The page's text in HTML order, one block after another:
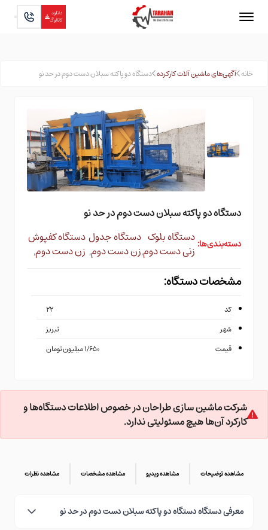
دانلود
کاتالوگ
خانه آگهی‌های ماشین آلات کارکرده دستگاه دو پاکته سبلان دست دوم در حد نو
دستگاه دو پاکته سبلان دست دوم در حد نو
دسته‌بندی‌ها:دستگاه بلوک
زنی دست دوم,
دستگاه جدول
زن دست دوم,
دستگاه کفپوش
زن دست دوم,
مشخصات دستگاه:
کد
۲۲
شهر
تبریز
قیمت
۱/۶۵۰ میلیون تومان
شرکت ماشین سازی طراحان در خصوص اطلاعات دستگاه‌ها و
کارکرد آن‌ها هیچ مسئولیتی ندارد.
مشاهده توضیحات مشاهده ویدیو مشاهده مشخصات مشاهده نظرات
معرفی دستگاه دستگاه دو پاکته سبلان دست دوم در حد نو